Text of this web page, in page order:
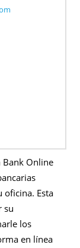
Bank Online
oficina. Esta
su
los
en línea